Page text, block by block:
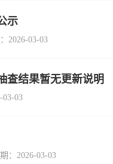
示
03-03
查结果暂无更新说明
03
2026-03-03